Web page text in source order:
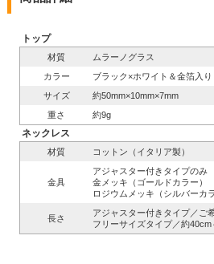
トップ
材質
ムラーノグラス
カラー
ブラック×ホワイト＆金箔入り
サイズ
約50mm×10mm×7mm
重さ
約9g
ネックレス
材質 コットン（イタリア製）
金具
アジャスター付きタイプのみ
金メッキ（ゴールドカラー）
ロジウムメッキ（シルバーカラ
長さ
アジャスター付きタイプ／ご
フリーサイズタイプ／約